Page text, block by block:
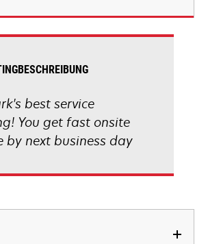
best service
You get fast onsite
by next business day